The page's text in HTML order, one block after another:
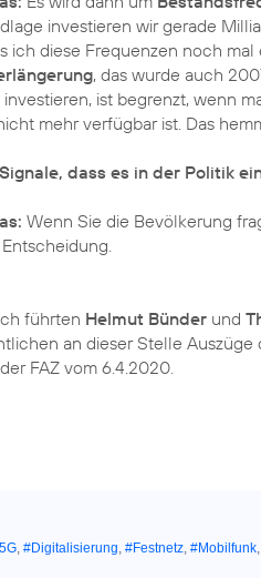
investieren wir gerade
ich diese Frequenzen noch
, das wurde auch
investieren, ist begrenzt, wenn
mehr verfügbar ist. Das
dass es in der Politik
Wenn Sie die Bevölkerung
führten Helmut Bünder und
an dieser Stelle Auszüge
FAZ vom 6.4.2020.
, #Digitalisierung, #Festnetz, #Mobilfunk,